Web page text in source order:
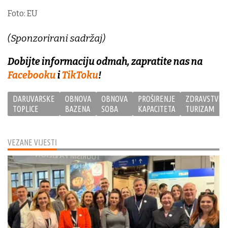
VEZANE VIJESTI
Foto: EU
(Sponzorirani sadržaj)
Dobijte informaciju odmah, zapratite nas na
FacebookuiTikToku!
DARUVARSKE
TOPLICE
OBNOVA
BAZENA
OBNOVA
SOBA
PROŠIRENJE
KAPACITETA
TURIZAM